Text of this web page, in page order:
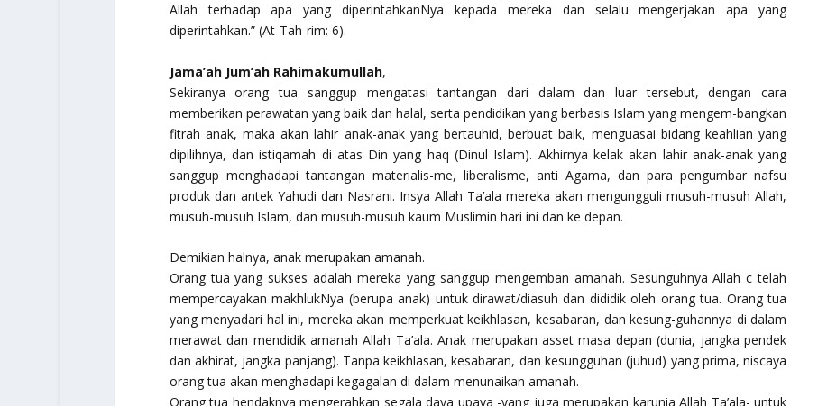
Allah terhadap apa yang diperintahkanNya kepada mereka dan selalu mengerjakan apa yang
diperintahkan.”(At-Tah-rim: 6).
Jama’ah Jum’ah Rahimakumullah,
Sekiranya orang tua sanggup mengatasi tantangan dari dalam dan luar tersebut, dengan cara
memberikan perawatan yang baik dan halal, serta pendidikan yang berbasis Islam yang mengem-bangkan
fitrah anak, maka akan lahir anak-anak yang bertauhid, berbuat baik, menguasai bidang keahlian yang
dipilihnya, dan istiqamah di atas Din yang haq (Dinul Islam). Akhirnya kelak akan lahir anak-anak yang
sanggup menghadapi tantangan materialis-me, liberalisme, anti Agama, dan para pengumbar nafsu
produk dan antek Yahudi dan Nasrani. Insya Allah Ta’ala mereka akan mengungguli musuh-musuh Allah,
musuh-musuh Islam, dan musuh-musuh kaum Muslimin hari ini dan ke depan.
Demikian halnya, anak merupakan amanah.
Orang tua yang sukses adalah mereka yang sanggup mengemban amanah. Sesunguhnya Allah c telah
mempercayakan makhlukNya (berupa anak) untuk dirawat/diasuh dan dididik oleh orang tua. Orang tua
yang menyadari hal ini, mereka akan memperkuat keikhlasan, kesabaran, dan kesung-guhannya di dalam
merawat dan mendidik amanah Allah Ta’ala. Anak merupakan asset masa depan (dunia, jangka pendek
dan akhirat, jangka panjang). Tanpa keikhlasan, kesabaran, dan kesungguhan (juhud) yang prima, niscaya
orang tua akan menghadapi kegagalan di dalam menunaikan amanah.
Orang tua hendaknya mengerahkan segala daya upaya -yang juga merupakan karunia Allah Ta’ala- untuk